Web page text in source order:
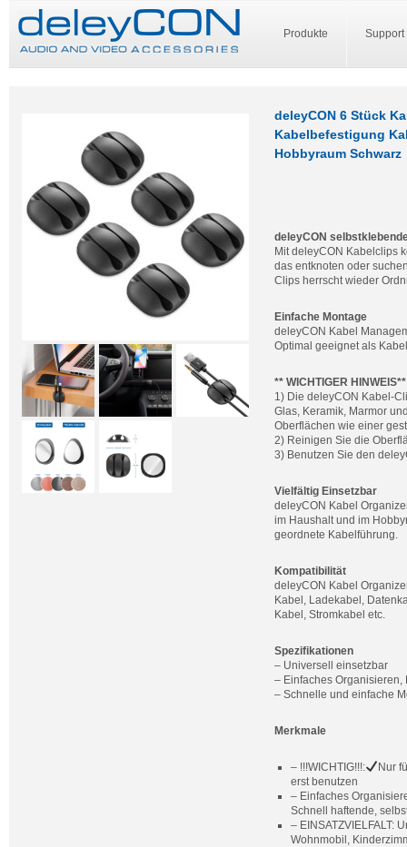
Produkte Support
deleyCON 6 Stück
Kabelbefestigung
Hobbyraum Schwarz
deleyCON
Mit deleyCON Kabelclips
das entknoten oder
Clips herrscht wieder
Einfache Montage
deleyCON Kabel
Optimal geeignet als
** WICHTIGER HINWEIS**
1) Die deleyCON Kabel-
Glas, Keramik, Marmor
Oberflächen wie einer
2) Reinigen Sie die
3) Benutzen Sie den
Vielfältig Einsetzbar
deleyCON Kabel
im Haushalt und im
geordnete Kabelführung.
Kompatibilität
deleyCON Kabel
Kabel, Ladekabel,
Kabel, Stromkabel etc.
Spezifikationen
– Universell einsetzbar
– Einfaches
– Schnelle und einfache
Merkmale
– !!!WICHTIG!!!:
Nur
erst benutzen
– Einfaches
Schnell haftende,
– EINSATZVIELFALT:
Wohnmobil,